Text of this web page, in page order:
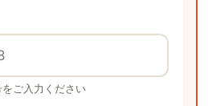
ご入力ください